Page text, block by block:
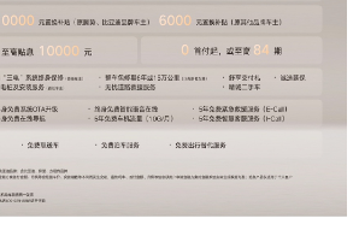
贵州 云南
甘肃
内蒙古 黑龙江